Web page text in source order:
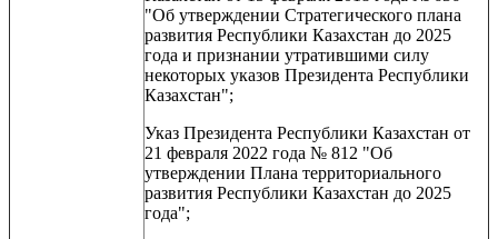
"Об утверждении Стратегического плана
развития Республики Казахстан до 2025
года и признании утратившими силу
некоторых указов Президента Республики
Казахстан";
Указ Президента Республики Казахстан от
21 февраля 2022 года № 812 "Об
утверждении Плана территориального
развития Республики Казахстан до 2025
года";